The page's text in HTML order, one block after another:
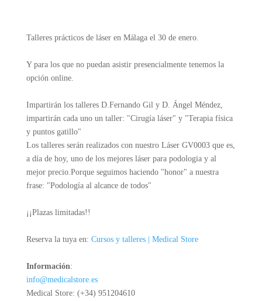
Talleres prácticos de láser en Málaga el 30 de enero.
Y para los que no puedan asistir presencialmente tenemos la
opción online.
Impartirán los talleres D.Fernando Gil y D. Ángel Méndez,
impartirán cada uno un taller: "Cirugía láser" y "Terapia física
y puntos gatillo"
Los talleres serán realizados con nuestro Láser GV0003 que es,
a día de hoy, uno de los mejores láser para podologia y al
mejor precio.Porque seguimos haciendo "honor" a nuestra
frase: "Podología al alcance de todos"
¡¡Plazas limitadas!!
Reserva la tuya en: Cursos y talleres | Medical Store
Información:
info@medicalstore.es
Medical Store: (+34) 951204610